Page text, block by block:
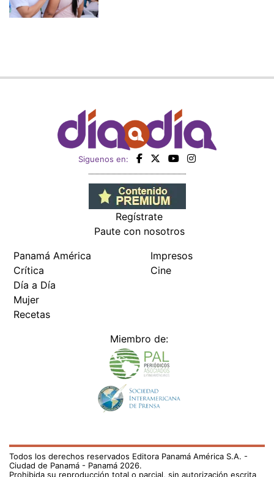
Siguenos en:
Regístrate
Paute con nosotros
Panamá América
Crítica
Día a Día
Mujer
Recetas
Impresos
Cine
Miembro de:
Todos los derechos reservados Editora Panamá América S.A. -
Ciudad de Panamá - Panamá 2026.
Prohibida su reproducción total o parcial, sin autorización escrita